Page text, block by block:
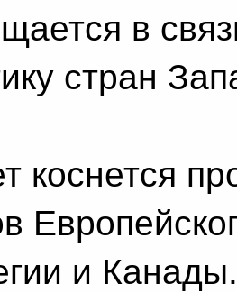
в
стран
коснется
и